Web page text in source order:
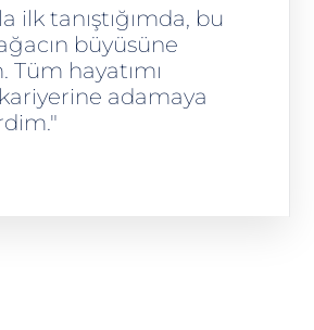
ilk tanıştığımda, bu
büyüsüne
Tüm hayatımı
adamaya